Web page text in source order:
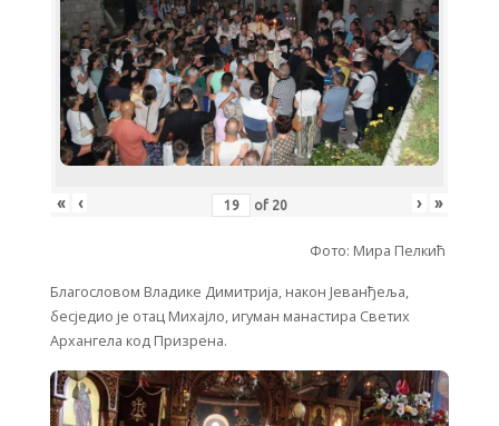
« ‹ of 20 › »
Фото: Мира Пелкић
Благословом Владике Димитрија, након Јеванђеља,
бесједио је отац Михајло, игуман манастира Светих
Архангела код Призрена.